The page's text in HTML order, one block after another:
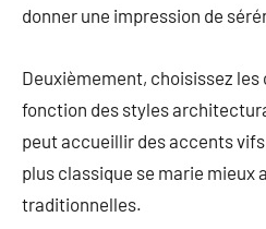
donner une impression de
Deuxièmement, choisissez les
fonction des styles
peut accueillir des accents
plus classique se marie mieux
traditionnelles.